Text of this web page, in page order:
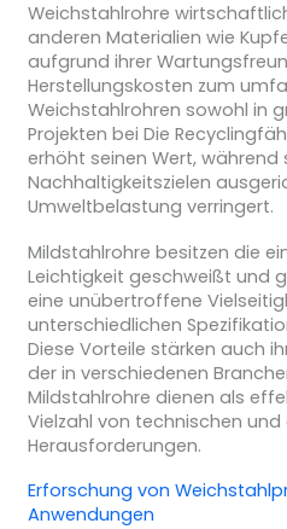
Weichstahlrohre
anderen Materialien wie
aufgrund ihrer
Herstellungskosten zum
Weichstahlrohren sowohl in
Projekten bei Die
erhöht seinen Wert, während
Nachhaltigkeitszielen
Umweltbelastung verringert.
Mildstahlrohre besitzen die
Leichtigkeit geschweißt und
eine unübertroffene
unterschiedlichen
Diese Vorteile stärken auch
der in verschiedenen
Mildstahlrohre dienen als
Vielzahl von technischen
Herausforderungen.
Erforschung von
Anwendungen